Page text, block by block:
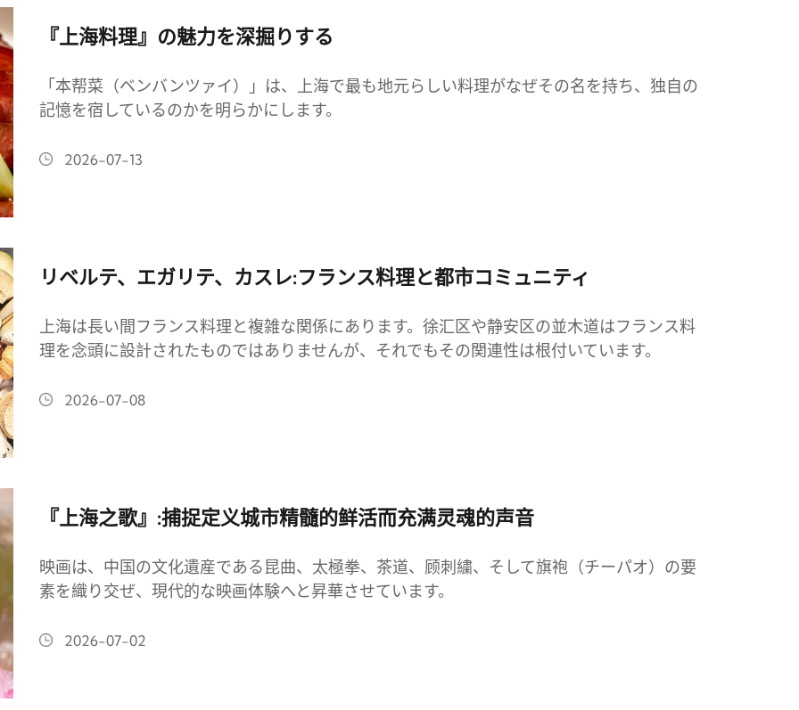
『上海料理』の魅力を深掘りする
「本帮菜（ベンバンツァイ）」は、上海で最も地元らしい料理がなぜその名を持ち、独自の
記憶を宿しているのかを明らかにします。
2026-07-13
リベルテ、エガリテ、カスレ:フランス料理と都市コミュニティ
上海は長い間フランス料理と複雑な関係にあります。徐汇区や静安区の並木道はフランス料
理を念頭に設計されたものではありませんが、それでもその関連性は根付いています。
2026-07-08
『上海之歌』:捕捉定义城市精髓的鲜活而充满灵魂的声音
映画は、中国の文化遺産である昆曲、太極拳、茶道、顾刺繍、そして旗袍（チーパオ）の要
素を織り交ぜ、現代的な映画体験へと昇華させています。
2026-07-02